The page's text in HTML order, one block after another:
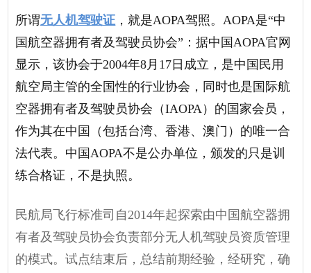
所谓无人机驾驶证 ，就是AOPA驾照。AOPA是“中
国航空器拥有者及驾驶员协会”：据中国AOPA官网
显示，该协会于2004年8月17日成立，是中国民用
航空局主管的全国性的行业协会，同时也是国际航
空器拥有者及驾驶员协会（IAOPA）的国家会员，
作为其在中国（包括台湾、香港、澳门）的唯一合
法代表。中国AOPA不是公办单位，颁发的只是训
练合格证，不是执照。
民航局飞行标准司自 2014年起探索由中国航空器拥
有者及驾驶员协会负责部分无人机驾驶员资质管理
的模式。试点结束后，总结前期经验，经研究，确